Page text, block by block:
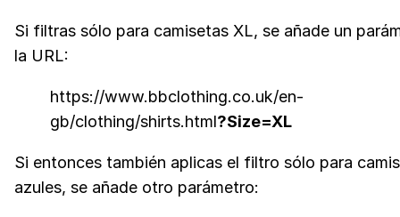
Si filtras sólo para camisetas XL, se añade un
la URL:
https://www.bbclothing.co.uk/en-
gb/clothing/shirts.html?Size=XL
Si entonces también aplicas el filtro sólo para
azules, se añade otro parámetro: